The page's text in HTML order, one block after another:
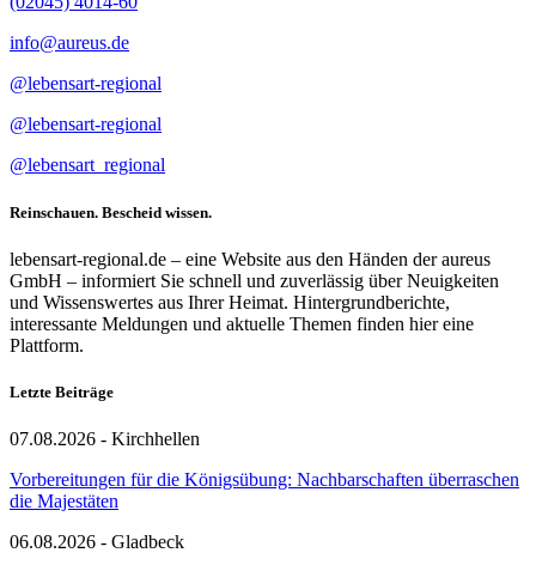
info@aureus.de
@lebensart-regional
@lebensart-regional
@lebensart_regional
Reinschauen. Bescheid wissen.
lebensart-regional.de – eine Website aus den Händen der aureus
GmbH – informiert Sie schnell und zuverlässig über Neuigkeiten
und Wissenswertes aus Ihrer Heimat. Hintergrundberichte,
interessante Meldungen und aktuelle Themen finden hier eine
Plattform.
Letzte Beiträge
07.08.2026 - Kirchhellen
Vorbereitungen für die Königsübung: Nachbarschaften überraschen
die Majestäten
06.08.2026 - Gladbeck